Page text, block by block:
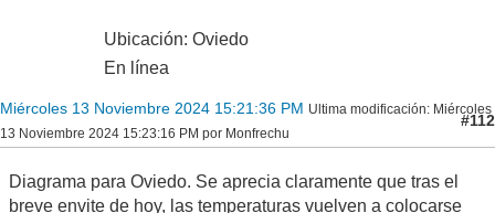
Ubicación: Oviedo
En línea
Miércoles 13 Noviembre 2024 15:21:36 PM Ultima modificación: Miércoles
13 Noviembre 2024 15:23:16 PM por Monfrechu
#112
Diagrama para Oviedo. Se aprecia claramente que tras el
breve envite de hoy, las temperaturas vuelven a colocarse